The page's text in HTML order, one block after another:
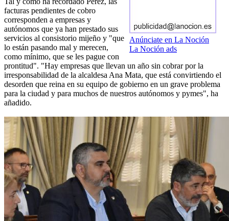
Anúnciate en La Noción
La Noción ads
facturas pendientes de cobro
corresponden a empresas y
autónomos que ya han prestado sus
servicios al consistorio mijeño y "que
lo están pasando mal y merecen,
como mínimo, que se les pague con
prontitud". "Hay empresas que llevan un año sin cobrar por la
irresponsabilidad de la alcaldesa Ana Mata, que está convirtiendo el
desorden que reina en su equipo de gobierno en un grave problema
para la ciudad y para muchos de nuestros autónomos y pymes", ha
añadido.